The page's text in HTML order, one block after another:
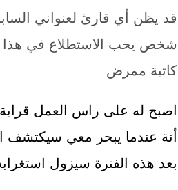
قد يظن أي قارئ لعنواني
شخص يحب الاستطلاع في هذا
كاتبة ممرض
اصبح له على راس العمل
أنة عندما يبحر معي سيكتشف
بعد هذه الفترة سيزول